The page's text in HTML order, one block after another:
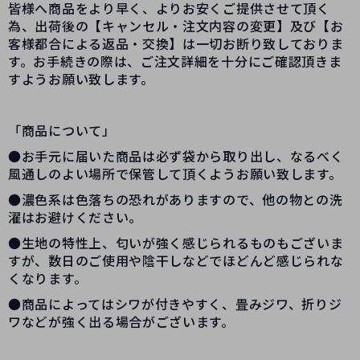
皆様へ商品をより早く、よりお安くご提供させて頂く
為、出荷後の【キャンセル・注文内容の変更】及び【お
客様都合による返品・交換】は一切お断り致しておりま
す。お手続きの際は、ご注文詳細を十分にご確認頂きま
すようお願い致します。
「商品について」
●お手元に届いた商品は必ず袋から取り出し、なるべく
風通しのよい場所で保管して頂くようお願い致します。
●濃色系は色落ちの恐れがありますので、他の物との洗
濯はお避けください。
●生地の特性上、匂いが強く感じられるものもございま
すが、数日のご使用や陰干しなどでほどんど感じられな
くなります。
●商品によってはシワが付きやすく、畳みジワ、折りジ
ワなどが強く出る場合がございます。